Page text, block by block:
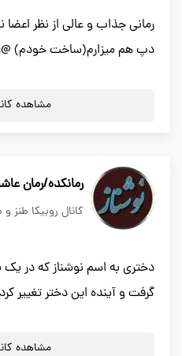
رمانی جذاب و عالی از نظر
دپ هم میزارم(ساخت خودم) @ashoobe_eshgh
مشاهده
رمانکده/رمان
کانال روبیکا طنز
دختری به اسم نوشناز که در یک
گرفت و آینده این دختر تغییر
مشاهده